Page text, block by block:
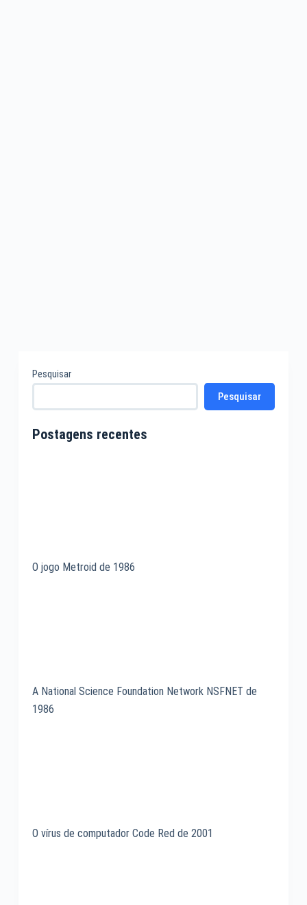
Pesquisar
Pesquisar
Postagens recentes
O jogo Metroid de 1986
A National Science Foundation Network NSFNET de
1986
O vírus de computador Code Red de 2001